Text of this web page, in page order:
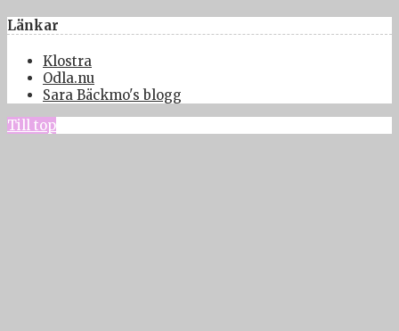
Länkar
Klostra
Odla.nu
Sara Bäckmo's blogg
Till top